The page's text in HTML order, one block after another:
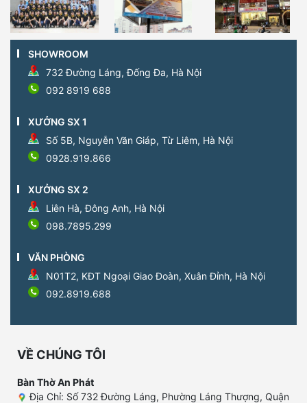
SHOWROOM
732 Đường Láng, Đống Đa, Hà Nội
092 8919 688
XƯỞNG SX 1
Số 5B, Nguyễn Văn Giáp, Từ Liêm, Hà Nội
0928.919.866
XƯỞNG SX 2
Liên Hà, Đông Anh, Hà Nội
098.7895.299
VĂN PHÒNG
N01T2, KĐT Ngoại Giao Đoàn, Xuân Đỉnh, Hà Nội
092.8919.688
VỀ CHÚNG TÔI
Bàn Thờ An Phát
Địa Chỉ: Số 732 Đường Láng, Phường Láng Thượng, Quận